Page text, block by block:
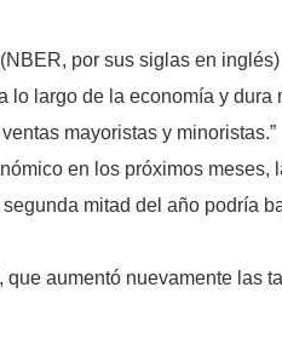
por sus siglas en
lo largo de la economía y dura
mayoristas y minoristas.”
en los próximos meses,
mitad del año podría
aumentó nuevamente las